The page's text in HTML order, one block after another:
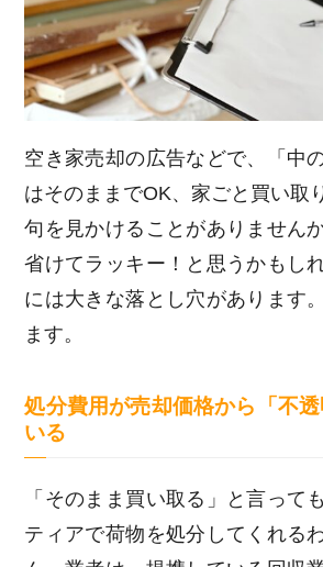
空き家売却の広告などで、「中
はそのままでOK、家ごと買い取
句を見かけることがありません
省けてラッキー！と思うかもし
には大きな落とし穴があります
ます。
処分費用が売却価格から「不
いる
「そのまま買い取る」と言って
ティアで荷物を処分してくれる